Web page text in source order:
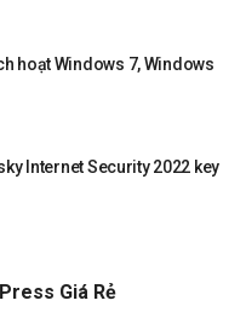
hoạt Windows 7, Windows
Internet Security 2022 key
Giá Rẻ